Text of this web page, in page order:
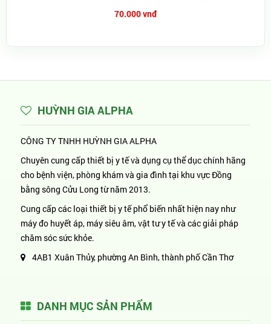
70.000 vnđ
HUỲNH GIA ALPHA
CÔNG TY TNHH HUỲNH GIA ALPHA
Chuyên cung cấp thiết bị y tế và dụng cụ thể dục chính hãng
cho bệnh viện, phòng khám và gia đình tại khu vực Đồng
bằng sông Cửu Long từ năm 2013.
Cung cấp các loại thiết bị y tế phổ biến nhất hiện nay như
máy đo huyết áp, máy siêu âm, vật tư y tế và các giải pháp
chăm sóc sức khỏe.
4AB1 Xuân Thủy, phường An Bình, thành phố Cần Thơ
DANH MỤC SẢN PHẨM